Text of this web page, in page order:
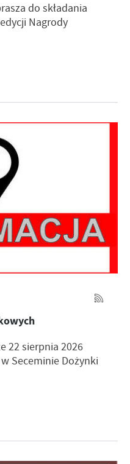
do składania
Nagrody
22 sierpnia 2026
Seceminie Dożynki